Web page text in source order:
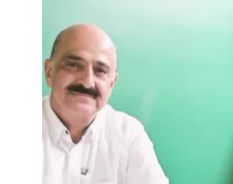
presentado.